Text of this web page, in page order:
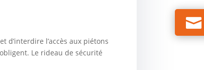
d’interdire l’accès aux piétons
Le rideau de sécurité